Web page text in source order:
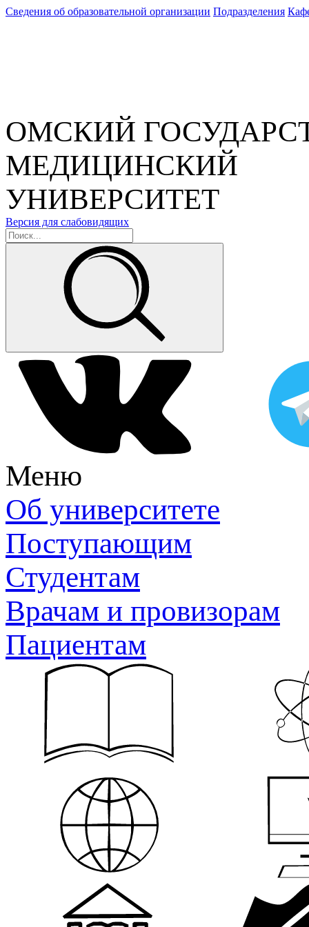
Сведения об образовательной организации Подразделения
ОМСКИЙ
МЕДИЦИНСКИЙ
УНИВЕРСИТЕТ
Версия для слабовидящих
Меню
Об университете
Поступающим
Студентам
Врачам и провизорам
Пациентам